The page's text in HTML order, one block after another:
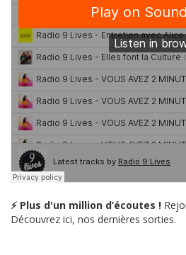
⚡ Plus d'un million d’écoutes !
Découvrez ici, nos dernières sorties.